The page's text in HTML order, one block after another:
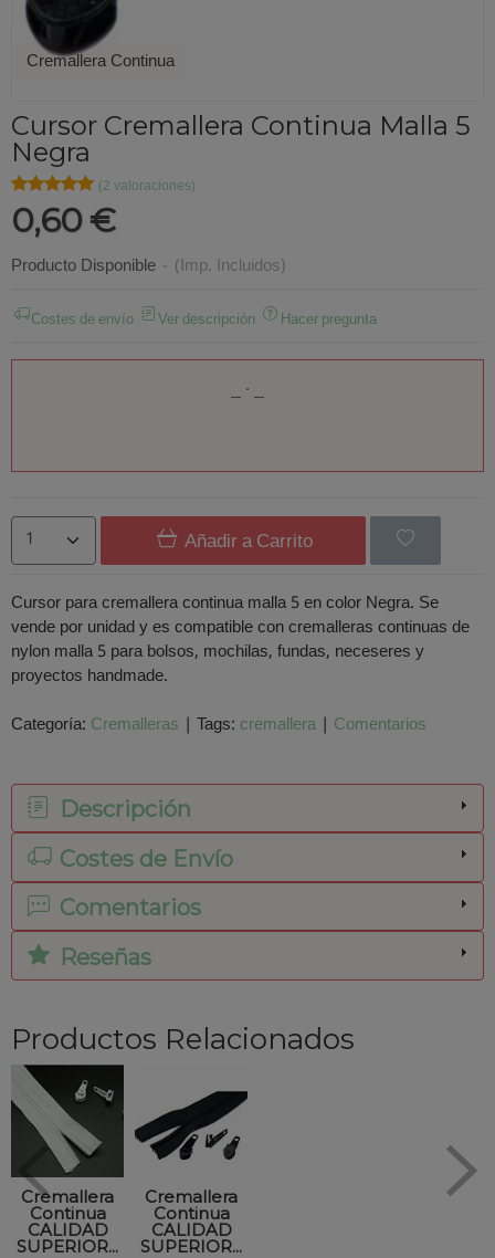
Cremallera Continua
Cursor Cremallera Continua Malla 5
Negra
★★★★★
★★★★★ (2 valoraciones)
0,60 €
Producto Disponible - (Imp. Incluidos)
Costes de envío Ver descripción Hacer pregunta
Añadir a Carrito
Cursor para cremallera continua malla 5 en color Negra. Se
vende por unidad y es compatible con cremalleras continuas de
nylon malla 5 para bolsos, mochilas, fundas, neceseres y
proyectos handmade.
Categoría: Cremalleras | Tags: cremallera | Comentarios
Descripción
Costes de Envío
Comentarios
Reseñas
Productos Relacionados
Cremallera
Continua
CALIDAD
SUPERIOR...
Cremallera
Continua
CALIDAD
SUPERIOR...